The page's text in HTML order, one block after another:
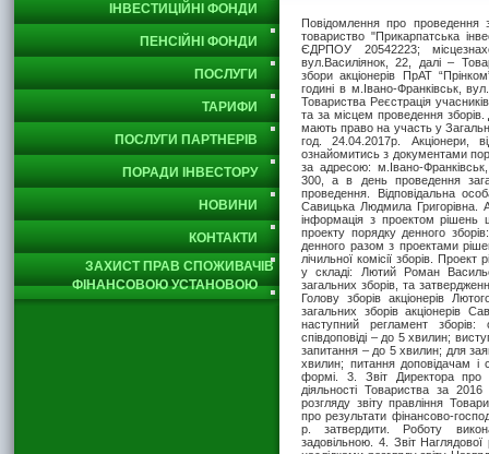
ІНВЕСТИЦІЙНІ ФОНДИ
ПЕНСІЙНІ ФОНДИ
ПОСЛУГИ
ТАРИФИ
ПОСЛУГИ ПАРТНЕРІВ
ПОРАДИ ІНВЕСТОРУ
НОВИНИ
КОНТАКТИ
ЗАХИСТ ПРАВ СПОЖИВАЧІВ
ФІНАНСОВОЮ УСТАНОВОЮ
Повідомлення про проведення
товариство "Прикарпатська
ЄДРПОУ 20542223;
вул.Василіянок, 22, далі –
збори акціонерів ПрАТ
годині в м.Івано-Франківськ,
Товариства Реєстрація
та за місцем проведення зборів.
мають право на участь у
год. 24.04.2017р. Акціонери,
ознайомитись з документами
за адресою: м.Івано-
300, а в день проведення
проведення. Відповідальна
Савицька Людмила Григорівна.
інформація з проектом
проекту порядку денного
денного разом з проектами
лічильної комісії зборів.
у складі: Лютий Роман
загальних зборів, та
Голову зборів акціонерів
загальних зборів акціонерів
наступний регламент
співдоповіді – до 5 хвилин;
запитання – до 5 хвилин; для
хвилин; питання доповідачам і
формі. 3. Звіт Директора про
діяльності Товариства за
розгляду звіту правління
про результати фінансово-
р. затвердити. Роботу
задовільною. 4. Звіт